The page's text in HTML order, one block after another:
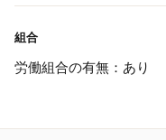
組合
労働組合の有無：あり